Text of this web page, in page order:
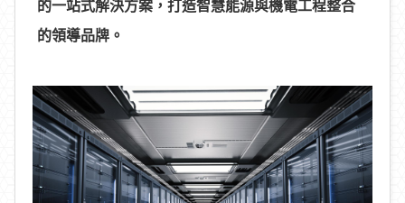
的一站式解決方案，打造智慧能源與機電工程整合
的領導品牌。